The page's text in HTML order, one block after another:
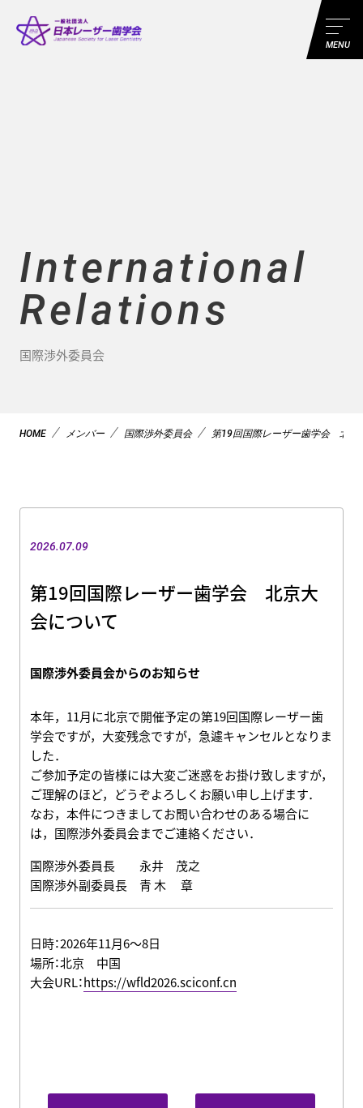
MENU
International
Relations
国際渉外委員会
HOME メンバー 国際渉外委員会 第19回国際レーザー歯学会 北京
2026.07.09
第19回国際レーザー歯学会 北京大
会について
国際渉外委員会からのお知らせ
本年，11月に北京で開催予定の第19回国際レーザー歯
学会ですが，大変残念ですが，急遽キャンセルとなりま
した．
ご参加予定の皆様には大変ご迷惑をお掛け致しますが，
ご理解のほど，どうぞよろしくお願い申し上げます．
なお，本件につきましてお問い合わせのある場合に
は，国際渉外委員会までご連絡ください．
国際渉外委員長 永井 茂之
国際渉外副委員長 青 木 章
日時：2026年11月6～8日
場所：北京 中国
大会URL：https://wfld2026.sciconf.cn